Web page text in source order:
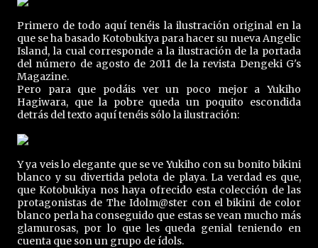
Primero de todo aquí tenéis la ilustración original en la
que se ha basado Kotobukiya para hacer su nueva Angelic
Island, la cual corresponde a la ilustración de la portada
del número de agosto de 2011 de la revista Dengeki G's
Magazine.
Pero para que podáis ver un poco mejor a Yukiho
Hagiwara, que la pobre queda un poquito escondida
detrás del texto aquí tenéis sólo la ilustración:
Y ya veis lo elegante que se ve Yukiho con su bonito bikini
blanco y su divertida pelota de playa. La verdad es que,
que Kotobukiya nos haya ofrecido esta colección de las
protagonistas de The Idolm@ster con el bikini de color
blanco perla ha conseguido que estas se vean mucho más
glamurosas, por lo que les queda genial teniendo en
cuenta que son un grupo de ídols.